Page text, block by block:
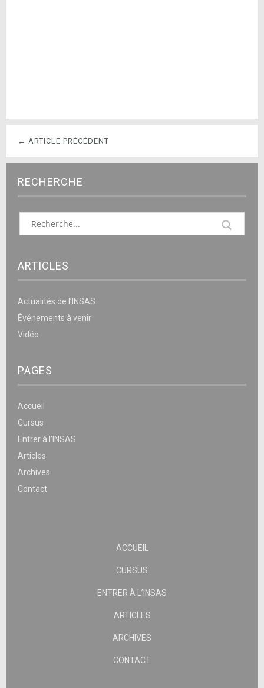
← ARTICLE PRÉCÉDENT
RECHERCHE
ARTICLES
Actualités de l’INSAS
Événements à venir
Vidéo
PAGES
Accueil
Cursus
Entrer à l’INSAS
Articles
Archives
Contact
ACCUEIL
CURSUS
ENTRER À L’INSAS
ARTICLES
ARCHIVES
CONTACT